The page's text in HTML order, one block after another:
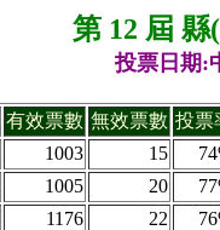
第 12 屆
投票日期:
有效票數 無效票數 投票
1003 15
1005 20
1176 22